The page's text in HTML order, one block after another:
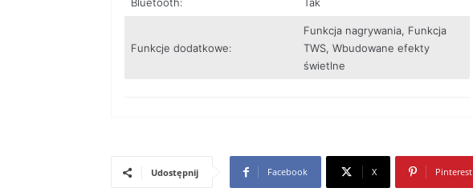
Funkcje dodatkowe:
Funkcja nagrywania, Funkcja
TWS, Wbudowane efekty
świetlne
Udostępnij Facebook X Pinterest